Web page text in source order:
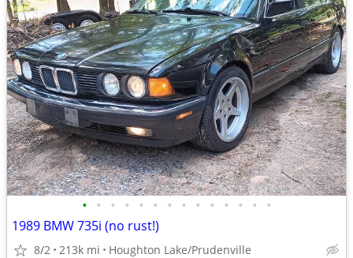
• • • • • • • • • • • • • •
1989 BMW 735i (no rust!)
8/2 213k mi Houghton Lake/Prudenville